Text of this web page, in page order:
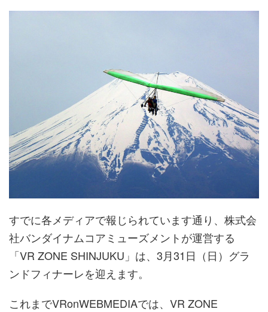
すでに各メディアで報じられています通り、株式会
社バンダイナムコアミューズメントが運営する
「VR ZONE SHINJUKU」は、3月31日（日）グラ
ンドフィナーレを迎えます。
これまでVRonWEBMEDIAでは、VR ZONE